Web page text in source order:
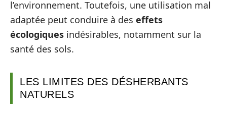
l’environnement. Toutefois, une utilisation mal
adaptée peut conduire à des effets
écologiques indésirables, notamment sur la
santé des sols.
LES LIMITES DES DÉSHERBANTS
NATURELS